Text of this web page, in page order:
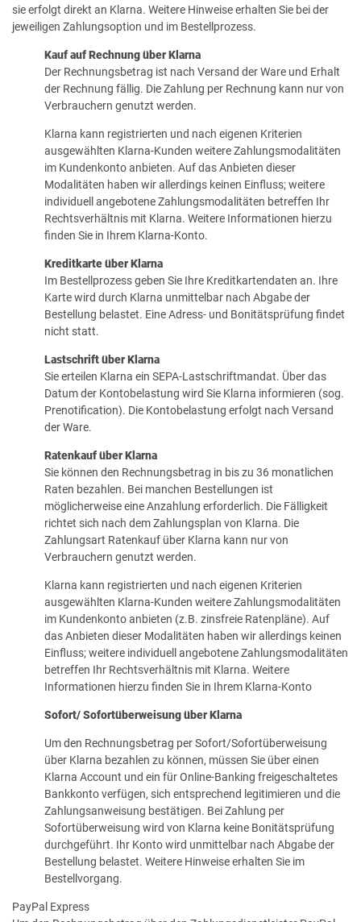
sie erfolgt direkt an Klarna. Weitere Hinweise erhalten Sie bei der
jeweiligen Zahlungsoption und im Bestellprozess.
Kauf auf Rechnung über Klarna
Der Rechnungsbetrag ist nach Versand der Ware und Erhalt
der Rechnung fällig. Die Zahlung per Rechnung kann nur von
Verbrauchern genutzt werden.
Klarna kann registrierten und nach eigenen Kriterien
ausgewählten Klarna-Kunden weitere Zahlungsmodalitäten
im Kundenkonto anbieten. Auf das Anbieten dieser
Modalitäten haben wir allerdings keinen Einfluss; weitere
individuell angebotene Zahlungsmodalitäten betreffen Ihr
Rechtsverhältnis mit Klarna. Weitere Informationen hierzu
finden Sie in Ihrem Klarna-Konto.
Kreditkarte über Klarna
Im Bestellprozess geben Sie Ihre Kreditkartendaten an. Ihre
Karte wird durch Klarna unmittelbar nach Abgabe der
Bestellung belastet. Eine Adress- und Bonitätsprüfung findet
nicht statt.
Lastschrift über Klarna
Sie erteilen Klarna ein SEPA-Lastschriftmandat. Über das
Datum der Kontobelastung wird Sie Klarna informieren (sog.
Prenotification). Die Kontobelastung erfolgt nach Versand
der Ware.
Ratenkauf über Klarna
Sie können den Rechnungsbetrag in bis zu 36 monatlichen
Raten bezahlen. Bei manchen Bestellungen ist
möglicherweise eine Anzahlung erforderlich. Die Fälligkeit
richtet sich nach dem Zahlungsplan von Klarna. Die
Zahlungsart Ratenkauf über Klarna kann nur von
Verbrauchern genutzt werden.
Klarna kann registrierten und nach eigenen Kriterien
ausgewählten Klarna-Kunden weitere Zahlungsmodalitäten
im Kundenkonto anbieten (z.B. zinsfreie Ratenpläne). Auf
das Anbieten dieser Modalitäten haben wir allerdings keinen
Einfluss; weitere individuell angebotene Zahlungsmodalitäten
betreffen Ihr Rechtsverhältnis mit Klarna. Weitere
Informationen hierzu finden Sie in Ihrem Klarna-Konto
Sofort/ Sofortüberweisung über Klarna
Um den Rechnungsbetrag per Sofort/Sofortüberweisung
über Klarna bezahlen zu können, müssen Sie über einen
Klarna Account und ein für Online-Banking freigeschaltetes
Bankkonto verfügen, sich entsprechend legitimieren und die
Zahlungsanweisung bestätigen. Bei Zahlung per
Sofortüberweisung wird von Klarna keine Bonitätsprüfung
durchgeführt. Ihr Konto wird unmittelbar nach Abgabe der
Bestellung belastet. Weitere Hinweise erhalten Sie im
Bestellvorgang.
PayPal Express